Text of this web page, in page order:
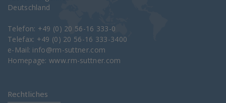
Deutschland
Telefon: +49 (0) 20 56-16 333-0
Telefax: +49 (0) 20 56-16 333-3400
e-Mail: info@rm-suttner.com
Homepage:www.rm-suttner.com
Rechtliches